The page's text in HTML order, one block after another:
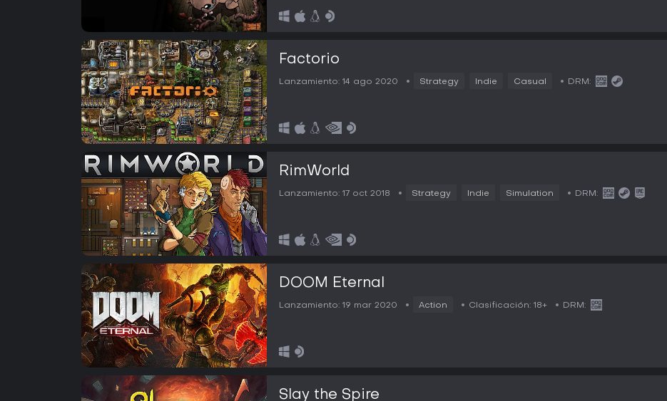
Factorio
Lanzamiento: 14 ago 2020 Strategy Indie Casual DRM:
RimWorld
Lanzamiento: 17 oct 2018 Strategy Indie Simulation DRM:
DOOM Eternal
Lanzamiento: 19 mar 2020 Action Clasificación: 18+ DRM:
Slay the Spire